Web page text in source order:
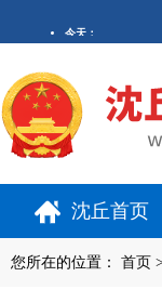
沈丘首页
您所在的位置： 首页